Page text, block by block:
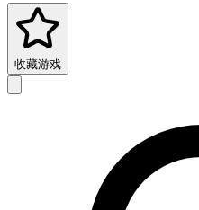
收藏游戏